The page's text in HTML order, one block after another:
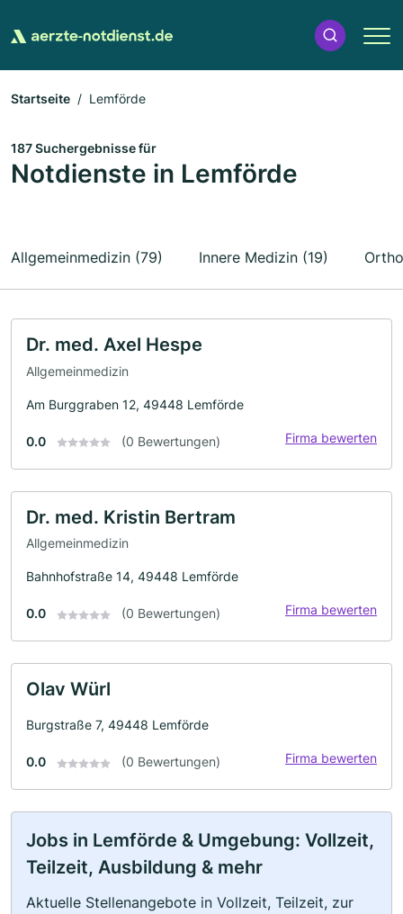
Startseite Lemförde
187 Suchergebnisse für
Notdienste in Lemförde
Allgemeinmedizin (79) Innere Medizin (19)
Dr. med. Axel Hespe
Allgemeinmedizin
Am Burggraben 12, 49448 Lemförde
0.0 (0 Bewertungen) Firma bewerten
Dr. med. Kristin Bertram
Allgemeinmedizin
Bahnhofstraße 14, 49448 Lemförde
0.0 (0 Bewertungen) Firma bewerten
Olav Würl
Burgstraße 7, 49448 Lemförde
0.0 (0 Bewertungen) Firma bewerten
Jobs in Lemförde & Umgebung: Vollzeit,
Teilzeit, Ausbildung & mehr
Aktuelle Stellenangebote in Vollzeit, Teilzeit, zur